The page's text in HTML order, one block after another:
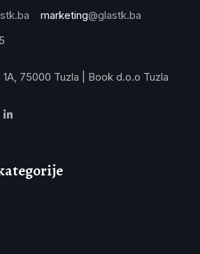
marketing@glastk.ba
75000 Tuzla | Book d.o.o Tuzla